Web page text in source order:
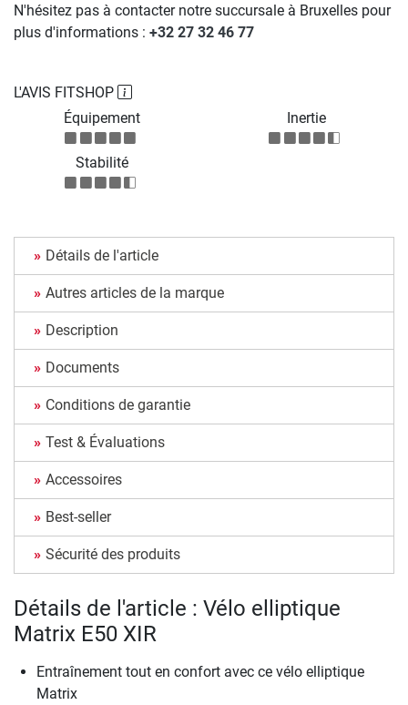
L'AVIS FITSHOP
Équipement
Inertie
Stabilité
N'hésitez pas à contacter notre succursale à Bruxelles pour
plus d'informations : +32 27 32 46 77
Détails de l'article
Autres articles de la marque
Description
Documents
Conditions de garantie
Test & Évaluations
Accessoires
Best-seller
Sécurité des produits
Détails de l'article : Vélo elliptique
Matrix E50 XIR
Entraînement tout en confort avec ce vélo elliptique
Matrix